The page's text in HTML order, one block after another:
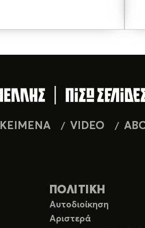
ΚΕΙΜΕΝΑ VIDEO
ΠΟΛΙΤΙΚΗ
Αυτοδιοίκηση
Αριστερά